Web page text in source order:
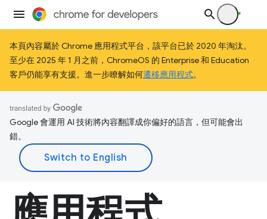
本頁內容屬於 Chrome 應用程式平台，該平台已於 2020 年淘汰。
至少在 2025 年 1 月之前，ChromeOS 的 Enterprise 和 Education
客戶仍能享有支援。進一步瞭解如何遷移應用程式。
Google 會運用 AI 技術將內容翻譯成你偏好的語言，但可能會出
錯。